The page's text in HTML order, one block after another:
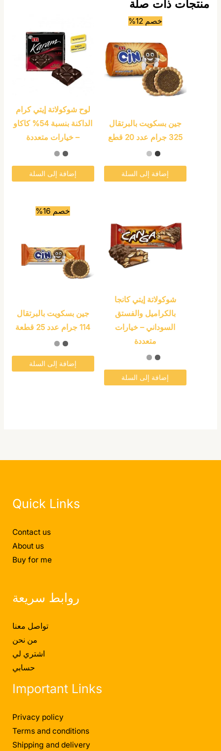
منتجات ذات صلة
خصم 12%
جين بسكويت بالبرتقال
325 جرام عدد 20 قطع
إضافة إلى السلة
لوح شوكولاتة إيتي كرام
الداكنة بنسبة 54% كاكاو
– خيارات متعددة
إضافة إلى السلة
العديد
من
الأشكال
المختلفة
يمكن
صفحة
شوكولاتة إيتي كانجا
بالكراميل والفستق
السوداني – خيارات
متعددة
إضافة إلى السلة
العديد
من
الأشكال
المختلفة
يمكن
اختيار
الخيارات
المنتج
خصم 16%
جين بسكويت بالبرتقال
114 جرام عدد 25 قطعة
إضافة إلى السلة
Quick Links
Contact us
About us
Buy for me
روابط سريعة
تواصل معنا
من نحن
اشتري لي
حسابي
Important Links
Privacy policy
Terms and conditions
Shipping and delivery